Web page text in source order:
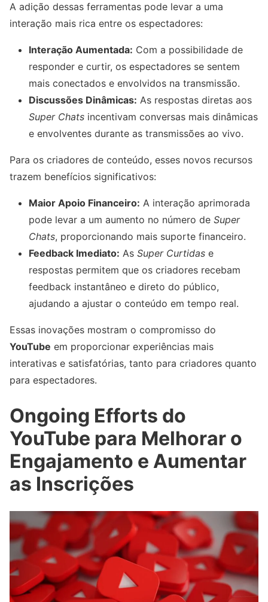
A adição dessas ferramentas pode levar a uma
interação mais rica entre os espectadores:
Interação Aumentada: Com a possibilidade de
responder e curtir, os espectadores se sentem
mais conectados e envolvidos na transmissão.
Discussões Dinâmicas: As respostas diretas aos
Super Chats incentivam conversas mais dinâmicas
e envolventes durante as transmissões ao vivo.
Para os criadores de conteúdo, esses novos recursos
trazem benefícios significativos:
Maior Apoio Financeiro: A interação aprimorada
pode levar a um aumento no número de Super
Chats, proporcionando mais suporte financeiro.
Feedback Imediato: As Super Curtidas e
respostas permitem que os criadores recebam
feedback instantâneo e direto do público,
ajudando a ajustar o conteúdo em tempo real.
Essas inovações mostram o compromisso do
YouTube em proporcionar experiências mais
interativas e satisfatórias, tanto para criadores quanto
para espectadores.
Ongoing Efforts do
YouTube para Melhorar o
Engajamento e Aumentar
as Inscrições